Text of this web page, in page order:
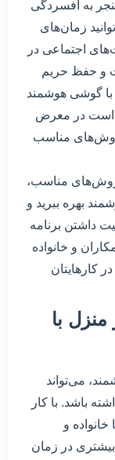
به افسردگی
زمان‌های
اجتماعی در
و حفظ حریم
گوشی هوشمند
است در معرض
و روش‌های مناسب
روش‌های مناسب،
بهره ببرید و
داشتن برنامه
و خانواده
کارهایتان
منزل با
می‌تواند
باشد. با کار
و
بیشتری در زمان